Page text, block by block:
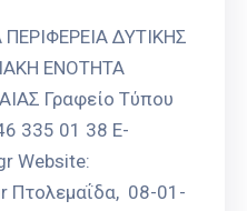
ΔΥΤΙΚΗΣ
ΕΝΟΤΗΤΑ
Γραφείο Τύπου
335 01 38 E-
Website:
Πτολεμαΐδα, 08-01-